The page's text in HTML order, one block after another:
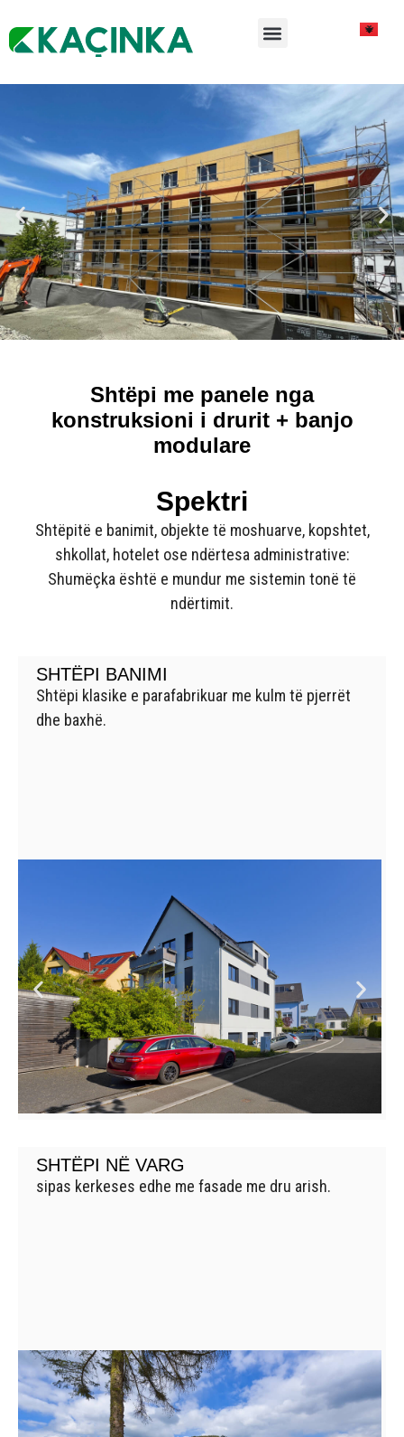
Shtëpi me panele nga
konstruksioni i drurit + banjo
modulare
Spektri
Shtëpitë e banimit, objekte të moshuarve, kopshtet,
shkollat, hotelet ose ndërtesa administrative:
Shumëçka është e mundur me sistemin tonë të
ndërtimit.
SHTËPI BANIMI
Shtëpi klasike e parafabrikuar me kulm të pjerrët
dhe baxhë.
SHTËPI NË VARG
sipas kerkeses edhe me fasade me dru arish.